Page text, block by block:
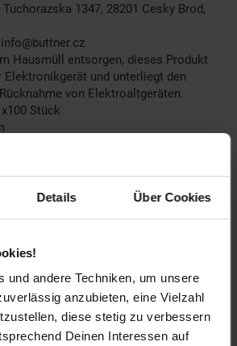
Details Über Cookies
und andere Techniken, um unsere
anzubieten, eine Vielzahl
diese stetig zu verbessern
Deinen Interessen auf
1347, 28201 Cesky Brod,
Hausmüll entsorgen, dieses Produkt
und unterliegt den
von Elektroaltgeräten.
Stück
Nein